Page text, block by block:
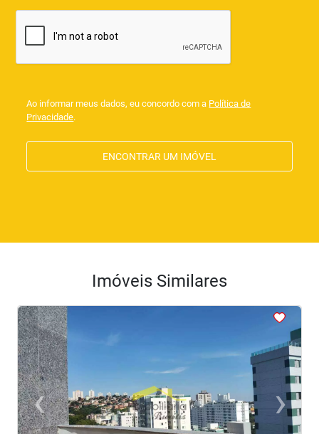
Ao informar meus dados, eu concordo com a Política de
Privacidade.
ENCONTRAR UM IMÓVEL
Imóveis Similares
<<<<
‹Previous ›
Next